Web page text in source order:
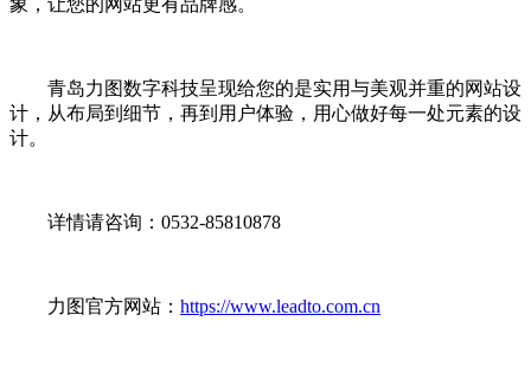
象，让您的网站更有品牌感。
青岛力图数字科技呈现给您的是实用与美观并重的网站设
计，从布局到细节，再到用户体验，用心做好每一处元素的设
计。
详情请咨询：0532-85810878
力图官方网站： https://www.leadto.com.cn